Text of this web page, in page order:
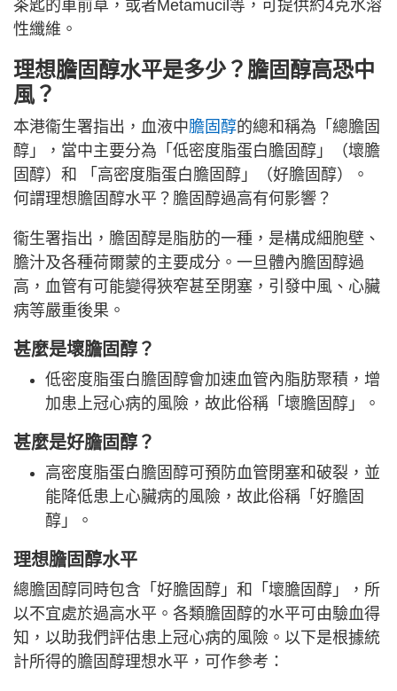
茶匙的車前草，或者Metamucil等，可提供約4克水溶
性纖維。
理想膽固醇水平是多少？膽固醇高恐中
風？
本港衞生署指出，血液中膽固醇的總和稱為「總膽固
醇」，當中主要分為「低密度脂蛋白膽固醇」（壞膽
固醇）和 「高密度脂蛋白膽固醇」（好膽固醇）。
何謂理想膽固醇水平？膽固醇過高有何影響？
衞生署指出，膽固醇是脂肪的一種，是構成細胞壁、
膽汁及各種荷爾蒙的主要成分。一旦體內膽固醇過
高，血管有可能變得狹窄甚至閉塞，引發中風、心臟
病等嚴重後果。
甚麼是壞膽固醇？
低密度脂蛋白膽固醇會加速血管內脂肪聚積，增
加患上冠心病的風險，故此俗稱「壞膽固醇」。
甚麼是好膽固醇？
高密度脂蛋白膽固醇可預防血管閉塞和破裂，並
能降低患上心臟病的風險，故此俗稱「好膽固
醇」。
理想膽固醇水平
總膽固醇同時包含「好膽固醇」和「壞膽固醇」，所
以不宜處於過高水平。各類膽固醇的水平可由驗血得
知，以助我們評估患上冠心病的風險。以下是根據統
計所得的膽固醇理想水平，可作參考：